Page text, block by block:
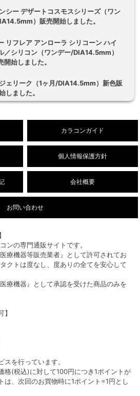
シー デザートコスモスシリーズ（ワン
）販売開始しました。
リフレア アンローラ シリコーン ハイ
／シリコン（ワンデー/DIA14.5mm）
開始しました。
ェリーク（1ヶ月/DIA14.5mm）新色販
しました。
カラコンガイド
個人情報保護方針
会社概要
お問い合わせ
ンの専門通販サイトです。
療機器等販売業者』として許可されてお
クトは度なし、度ありの全てを安心して
療機器』として承認を受けた商品のみを
を行っています。
格(税込)に対して100円につき1ポイントが
は、次回のお買物時に1ポイント=1円とし